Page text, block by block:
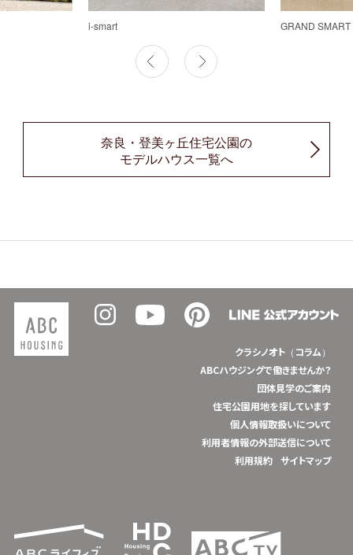
i-smart GRAND SMART
奈良・登美ヶ丘住宅公園の
モデルハウス一覧へ
クラシノオト（コラム）
ABCハウジングで働きませんか？
団体見学のご案内
住宅公園用地を探しています
個人情報取扱いについて
利用者情報の外部送信について
利用規約
サイトマップ